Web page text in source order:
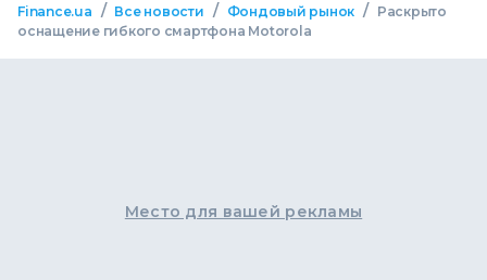
Finance.ua / Все новости / Фондовый рынок /
Раскрыто
оснащение гибкого смартфона Motorola
Место для вашей рекламы